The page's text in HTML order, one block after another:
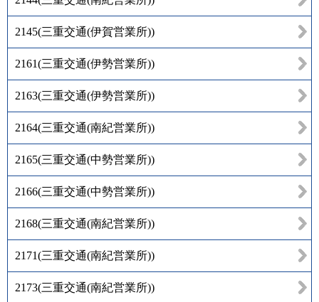
2145(三重交通(伊賀営業所))
2161(三重交通(伊勢営業所))
2163(三重交通(伊勢営業所))
2164(三重交通(南紀営業所))
2165(三重交通(中勢営業所))
2166(三重交通(中勢営業所))
2168(三重交通(南紀営業所))
2171(三重交通(南紀営業所))
2173(三重交通(南紀営業所))